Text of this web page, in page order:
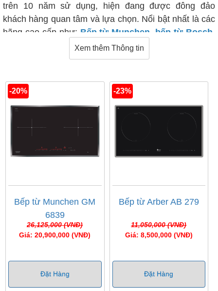
trên 10 năm sử dụng, hiện đang được đông đảo
khách hàng quan tâm và lựa chọn. Nổi bật nhất là các
hãng cao cấp như: Bếp từ Munchen bếp từ Bosch
bếp từ Giovani
khẩu cao cấp của Đức, được lắp ráp tại các nước
Châu Á như Malaysia, Thái Lan, Việt Nam. Vậy nên
có mức giá phù hợp với điều kiện kinh tế của nhiều
gia đình. Bếp từ tầm trung thường có độ bền từ 5 đến
7 năm sử dụng. Một số hãng tiêu biểu phải kể đến
như:Bếp từ Zemmer,bếp từ Pramie,bếp từ Lorca
thuộc phân khúc bình dân nên hầu như gia đình nào
cũng có thể đặt mua và sử dụng được. Dòng bếp từ
này ứng dụng công nghệ của Đức hoặc Ý, chủ yếu lắp
đặt tại nhà máy của Trung Quốc và Việt Nam. Sản
phẩm đạt tuổi thọ từ 2 - 5 năm sử dụng. Tham khảo
từ Faster
bếp từ Batani bếp từ Arber bếp từ Sato
Xem thêm Thông tin
-20%
Bếp từ Munchen GM
6839
26,125,000 (VNĐ)
Giá: 20,900,000 (VNĐ)
Đặt Hàng
-23%
Bếp từ Arber AB 279
11,050,000 (VNĐ)
Giá: 8,500,000 (VNĐ)
Đặt Hàng